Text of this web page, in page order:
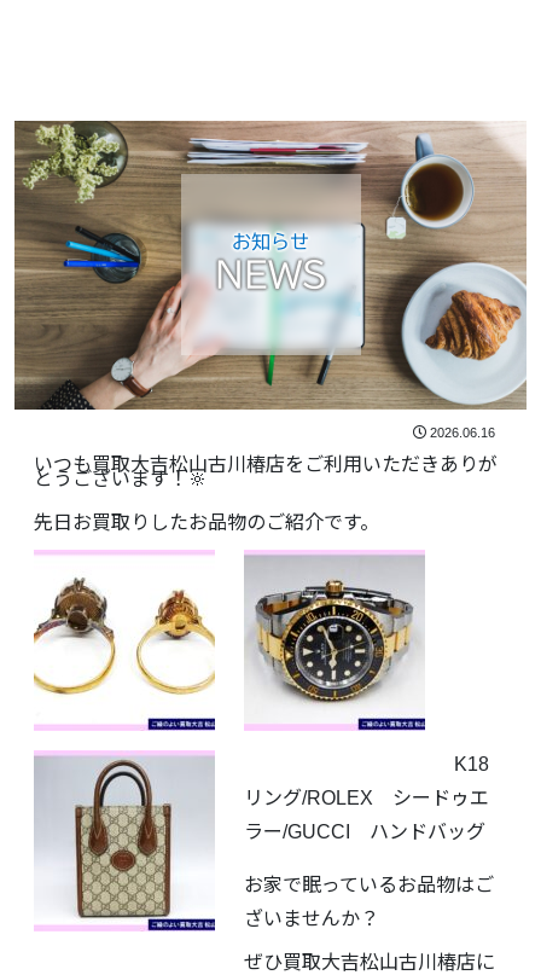
お知らせ
NEWS
2026.06.16
いつも買取大吉松山古川椿店をご利用いただきありが
とうございます！🔆
先日お買取りしたお品物のご紹介です。
K18
リング/ROLEX シードゥエ
ラー/GUCCI ハンドバッグ
お家で眠っているお品物はご
ざいませんか？
ぜひ買取大吉松山古川椿店に